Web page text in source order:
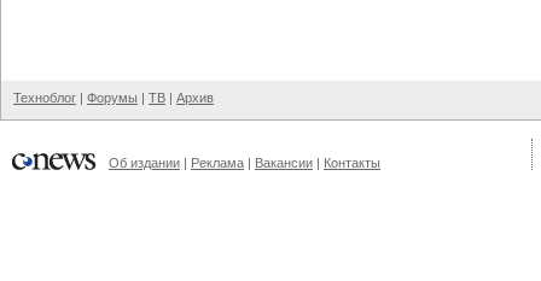
Техноблог | Форумы | ТВ | Архив
Об издании | Реклама | Вакансии | Контакты